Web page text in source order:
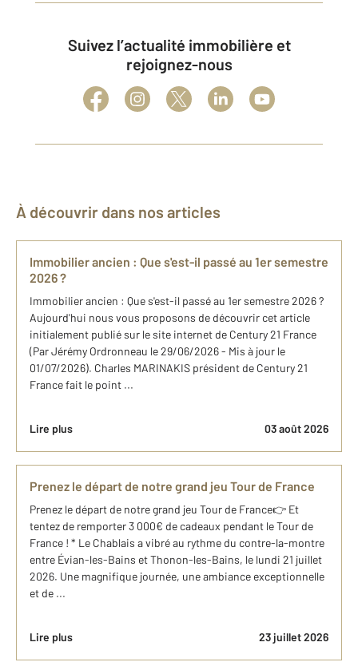
Suivez l’actualité immobilière et
rejoignez-nous
À découvrir dans nos articles
Immobilier ancien : Que s'est-il passé au 1er semestre
2026 ?
Immobilier ancien : Que s'est-il passé au 1er semestre 2026 ?
Aujourd'hui nous vous proposons de découvrir cet article
initialement publié sur le site internet de Century 21 France
(Par Jérémy Ordronneau le 29/06/2026 - Mis à jour le
01/07/2026). Charles MARINAKIS président de Century 21
France fait le point ...
Lire plus 03 août 2026
Prenez le départ de notre grand jeu Tour de France
Prenez le départ de notre grand jeu Tour de France👉 Et
tentez de remporter 3 000€ de cadeaux pendant le Tour de
France ! * Le Chablais a vibré au rythme du contre-la-montre
entre Évian-les-Bains et Thonon-les-Bains, le lundi 21 juillet
2026. Une magnifique journée, une ambiance exceptionnelle
et de ...
Lire plus 23 juillet 2026